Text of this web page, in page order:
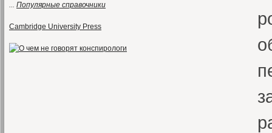
... Популярные справочники
Cambridge University Press